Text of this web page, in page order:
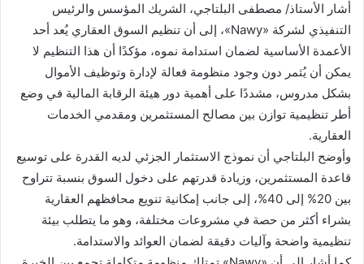
أشار الأستاذ/ مصطفى البلتاجي، الشريك المؤسس والرئيس
التنفيذي لشركة «Nawy»، إلى أن تنظيم السوق العقاري يُعد أحد
الأعمدة الأساسية لضمان استدامة نموه، مؤكدًا أن هذا التنظيم لا
يمكن أن يُثمر دون وجود منظومة فعالة لإدارة وتوظيف الأموال
بشكل مدروس، مشددًا على أهمية دور هيئة الرقابة المالية في وضع
أطر تنظيمية توازن بين مصالح المستثمرين ومقدمي الخدمات
العقارية.
وأوضح البلتاجي أن نموذج الاستثمار الجزئي لديه القدرة على توسيع
قاعدة المستثمرين، وزيادة قدرتهم على دخول السوق بنسبة تتراوح
بين 20% إلى 40%، إلى جانب إمكانية تنويع محافظهم العقارية
بشراء أكثر من حصة في مشروعات مختلفة، وهو ما يتطلب بيئة
تنظيمية واضحة وآليات دقيقة لضمان العوائد والاستدامة.